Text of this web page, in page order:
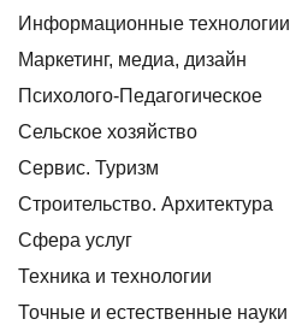
Информационные технологии
Маркетинг, медиа, дизайн
Психолого-Педагогическое
Сельское хозяйство
Сервис. Туризм
Строительство. Архитектура
Сфера услуг
Техника и технологии
Точные и естественные науки